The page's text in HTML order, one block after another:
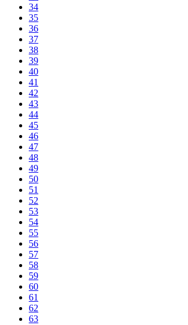
34
35
36
37
38
39
40
41
42
43
44
45
46
47
48
49
50
51
52
53
54
55
56
57
58
59
60
61
62
63